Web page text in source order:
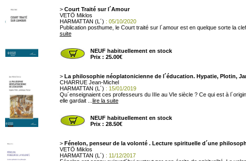
> Court Traité sur l´Amour
VETÖ Miklos
HARMATTAN (L´) : 05/10/2020
Publication posthume, le Court traité sur l´amour est en quelque sorte la
suite
NEUF habituellement en stock
Prix : 25.00€
> La philosophie néoplatonicienne de l´éducation. Hypatie, Plotin,
CHARRUE Jean-Michel
HARMATTAN (L´) : 15/01/2019
Qu´enseignaient ces professeurs du IIIe au VIe siècle ? Ce qui est à
elle gardait ... lire la suite
NEUF habituellement en stock
Prix : 28.50€
> Fénelon, penseur de la volonté . Lecture spirituelle d´une
VETÖ Miklos
HARMATTAN (L´) : 11/12/2017